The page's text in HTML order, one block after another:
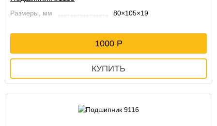
Размеры, мм 80×105×19
1000